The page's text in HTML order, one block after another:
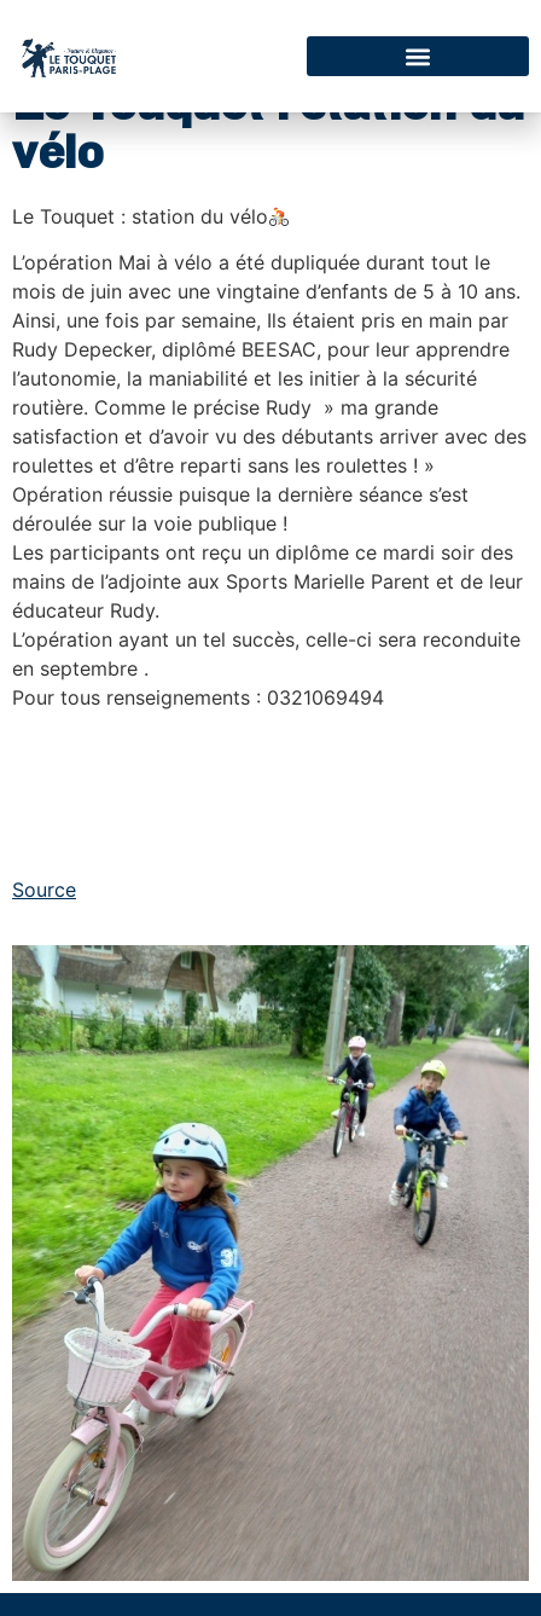
Le Touquet : station du
vélo
Le Touquet : station du vélo
L’opération Mai à vélo a été dupliquée durant tout le
mois de juin avec une vingtaine d’enfants de 5 à 10 ans.
Ainsi, une fois par semaine, Ils étaient pris en main par
Rudy Depecker, diplômé BEESAC, pour leur apprendre
l’autonomie, la maniabilité et les initier à la sécurité
routière. Comme le précise Rudy » ma grande
satisfaction et d’avoir vu des débutants arriver avec des
roulettes et d’être reparti sans les roulettes ! »
Opération réussie puisque la dernière séance s’est
déroulée sur la voie publique !
Les participants ont reçu un diplôme ce mardi soir des
mains de l’adjointe aux Sports Marielle Parent et de leur
éducateur Rudy.
L’opération ayant un tel succès, celle-ci sera reconduite
en septembre .
Pour tous renseignements : 0321069494
Source